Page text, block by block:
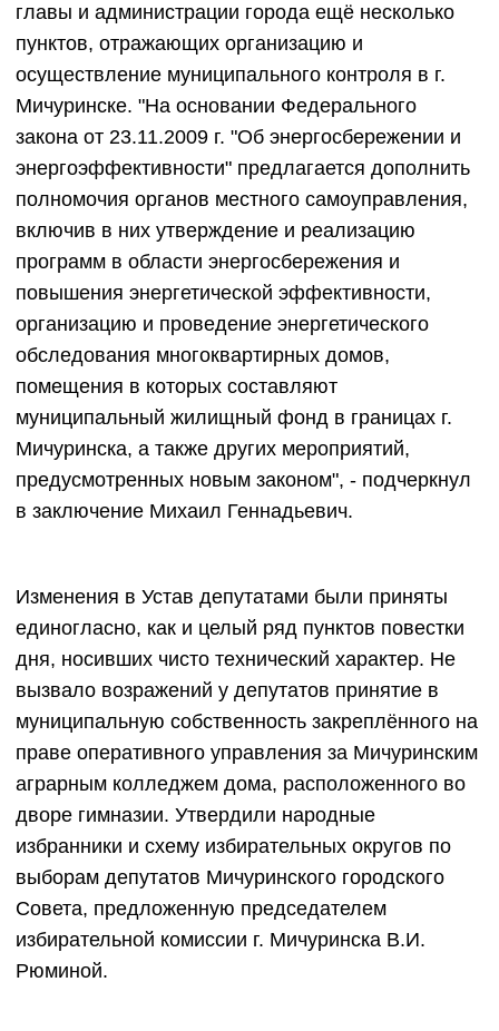
главы и администрации города ещё несколько
пунктов, отражающих организацию и
осуществление муниципального контроля в г.
Мичуринске. "На основании Федерального
закона от 23.11.2009 г. "Об энергосбережении и
энергоэффективности" предлагается дополнить
полномочия органов местного самоуправления,
включив в них утверждение и реализацию
программ в области энергосбережения и
повышения энергетической эффективности,
организацию и проведение энергетического
обследования многоквартирных домов,
помещения в которых составляют
муниципальный жилищный фонд в границах г.
Мичуринска, а также других мероприятий,
предусмотренных новым законом", - подчеркнул
в заключение Михаил Геннадьевич.
Изменения в Устав депутатами были приняты
единогласно, как и целый ряд пунктов повестки
дня, носивших чисто технический характер. Не
вызвало возражений у депутатов принятие в
муниципальную собственность закреплённого на
праве оперативного управления за Мичуринским
аграрным колледжем дома, расположенного во
дворе гимназии. Утвердили народные
избранники и схему избирательных округов по
выборам депутатов Мичуринского городского
Совета, предложенную председателем
избирательной комиссии г. Мичуринска В.И.
Рюминой.